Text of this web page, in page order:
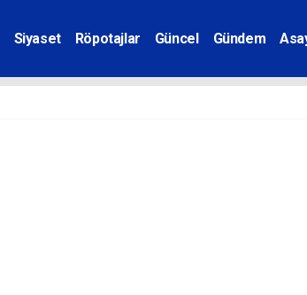
Siyaset Röpotajlar Güncel Gündem